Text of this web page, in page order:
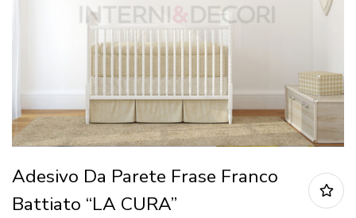
Adesivo Da Parete Frase Franco
Battiato “LA CURA”